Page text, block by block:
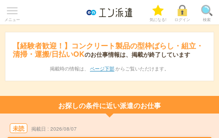
メニュー 気になる! ログイン 検索
【経験者歓迎！】コンクリート製品の型枠ばらし・組立・
清掃・運搬/日払いOKのお仕事情報は、掲載が終了しています
掲載時の情報は、 ページ下部 からご覧いただけます。
お探しの条件に近い派遣のお仕事
未読 掲載日 2026/08/07